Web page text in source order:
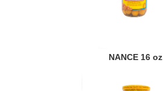
NANCE 16 oz